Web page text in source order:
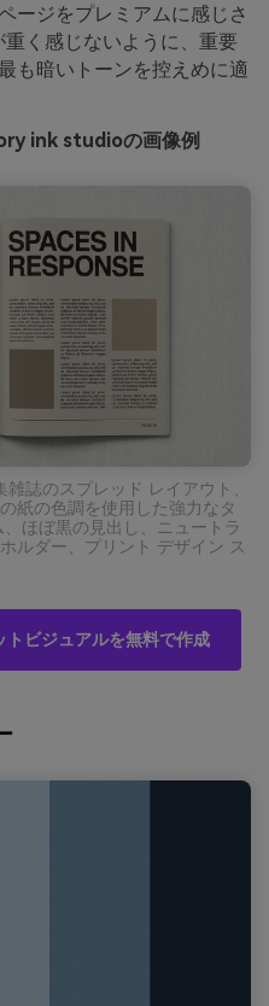
ージをプレミアムに感じさ
く感じないように、重要
も暗いトーンを控えめに適
ink studioの画像例
誌のスプレッド レイアウト、
紙の色調を使用した強力なタ
ほぼ黒の見出し、ニュートラ
ルダー、プリント デザイン ス
ビジュアルを無料で作成